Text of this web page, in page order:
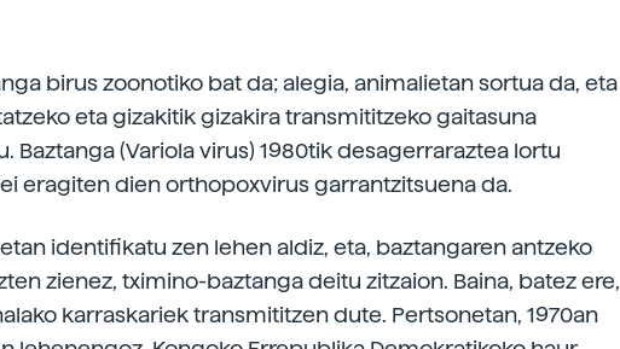
birus zoonotiko bat da; alegia, animalietan sortua da, eta
eta gizakitik gizakira transmititzeko gaitasuna
Baztanga (Variola virus) 1980tik desagerraraztea lortu
eragiten dien orthopoxvirus garrantzitsuena da.
identifikatu zen lehen aldiz, eta, baztangaren antzeko
zienez, tximino-baztanga deitu zitzaion. Baina, batez ere,
karraskariek transmititzen dute. Pertsonetan, 1970an